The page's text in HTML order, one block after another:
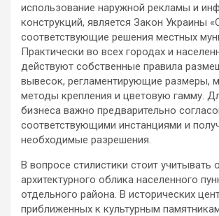
использование наружной рекламы и
конструкций, является Закон Украины
соответствующие решения местных
Практически во всех городах и
действуют собственные правила
вывесок, регламентирующие размеры,
методы крепления и цветовую гамму.
бизнеса важно предварительно
соответствующими инстанциями и
необходимые разрешения.
В вопросе стилистики стоит учитывать
архитектурного облика населенного
отдельного района. В исторических
приближенных к культурным